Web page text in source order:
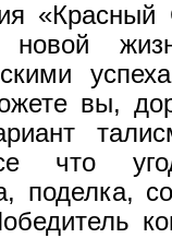
новой
вы,
что
поделка,